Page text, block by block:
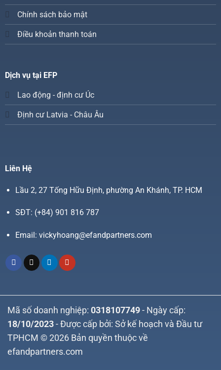
Chính sách bảo mật
Điều khoản thanh toán
Dịch vụ tại EFP
Lao động - định cư Úc
Định cư Latvia - Châu Âu
Liên Hệ
Lầu 2, 27 Tống Hữu Định, phường An Khánh, TP. HCM
SĐT: (+84) 901 816 787
Email: vickyhoang@efandpartners.com
Mã số doanh nghiệp: 0318107749 - Ngày cấp:
18/10/2023 - Được cấp bởi: Sở kế hoạch và Đầu tư
TPHCM © 2026 Bản quyền thuộc về
efandpartners.com